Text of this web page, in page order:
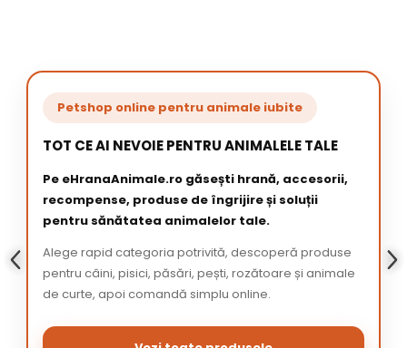
Petshop online pentru animale iubite
TOT CE AI NEVOIE PENTRU ANIMALELE TALE
Pe eHranaAnimale.ro găsești hrană, accesorii,
recompense, produse de îngrijire și soluții
pentru sănătatea animalelor tale.
Alege rapid categoria potrivită, descoperă produse
pentru câini, pisici, păsări, pești, rozătoare și animale
de curte, apoi comandă simplu online.